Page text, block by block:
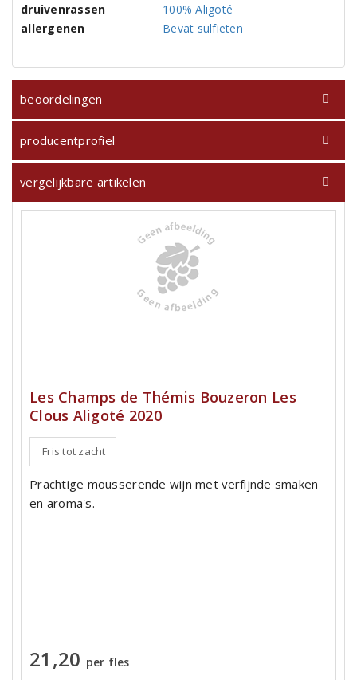
druivenrassen
100% Aligoté
allergenen
Bevat sulfieten
beoordelingen
producentprofiel
vergelijkbare artikelen
Les Champs de Thémis Bouzeron Les
Clous Aligoté 2020
Fris tot zacht
Prachtige mousserende wijn met verfijnde smaken
en aroma's.
21,20 per fles